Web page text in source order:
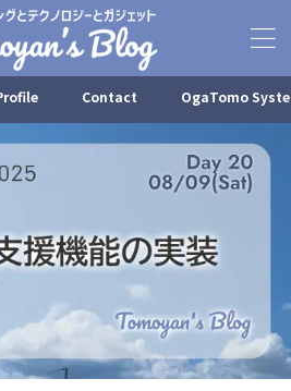
Contact OgaTomo